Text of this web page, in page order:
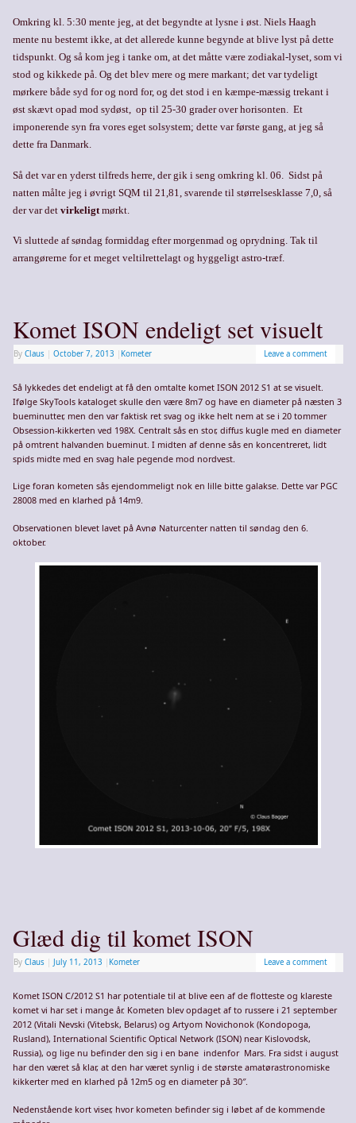
Omkring kl. 5:30 mente jeg, at det begyndte at lysne i øst. Niels Haagh
mente nu bestemt ikke, at det allerede kunne begynde at blive lyst på dette
tidspunkt. Og så kom jeg i tanke om, at det måtte være zodiakal-lyset, som vi
stod og kikkede på. Og det blev mere og mere markant; det var tydeligt
mørkere både syd for og nord for, og det stod i en kæmpe-mæssig trekant i
øst skævt opad mod sydøst, op til 25-30 grader over horisonten. Et
imponerende syn fra vores eget solsystem; dette var første gang, at jeg så
dette fra Danmark.
Så det var en yderst tilfreds herre, der gik i seng omkring kl. 06. Sidst på
natten målte jeg i øvrigt SQM til 21,81, svarende til størrelsesklasse 7,0, så
der var detvirkeligt mørkt.
Vi sluttede af søndag formiddag efter morgenmad og oprydning. Tak til
arrangørerne for et meget veltilrettelagt og hyggeligt astro-træf.
Komet ISON endeligt set visuelt
ByClaus | October 7, 2013 | Kometer Leave a comment
Så lykkedes det endeligt at få den omtalte komet ISON 2012 S1 at se visuelt.
Ifølge SkyTools kataloget skulle den være 8m7 og have en diameter på næsten 3
bueminutter, men den var faktisk ret svag og ikke helt nem at se i 20 tommer
Obsession-kikkerten ved 198X. Centralt sås en stor, diffus kugle med en diameter
på omtrent halvanden bueminut. I midten af denne sås en koncentreret, lidt
spids midte med en svag hale pegende mod nordvest.
Lige foran kometen sås ejendommeligt nok en lille bitte galakse. Dette var PGC
28008 med en klarhed på 14m9.
Observationen blevet lavet på Avnø Naturcenter natten til søndag den 6.
oktober.
Glæd dig til komet ISON
ByClaus | July 11, 2013 | Kometer Leave a comment
Komet ISON C/2012 S1 har potentiale til at blive een af de flotteste og klareste
komet vi har set i mange år. Kometen blev opdaget af to russere i 21 september
2012 (Vitali Nevski (Vitebsk, Belarus) og Artyom Novichonok (Kondopoga,
Rusland), International Scientific Optical Network (ISON) near Kislovodsk,
Russia), og lige nu befinder den sig i en bane indenfor Mars. Fra sidst i august
har den været så klar, at den har været synlig i de største amatørastronomiske
kikkerter med en klarhed på 12m5 og en diameter på 30″.
Nedenstående kort viser, hvor kometen befinder sig i løbet af de kommende